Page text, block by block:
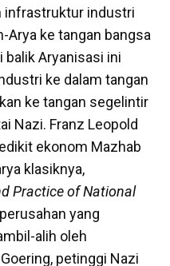
infrastruktur industri
Arya ke tangan bangsa
balik Aryanisasi ini
ke dalam tangan
ke tangan segelintir
Nazi. Franz Leopold
ekonom Mazhab
klasiknya,
Practice of National
yang
alih oleh
petinggi Nazi